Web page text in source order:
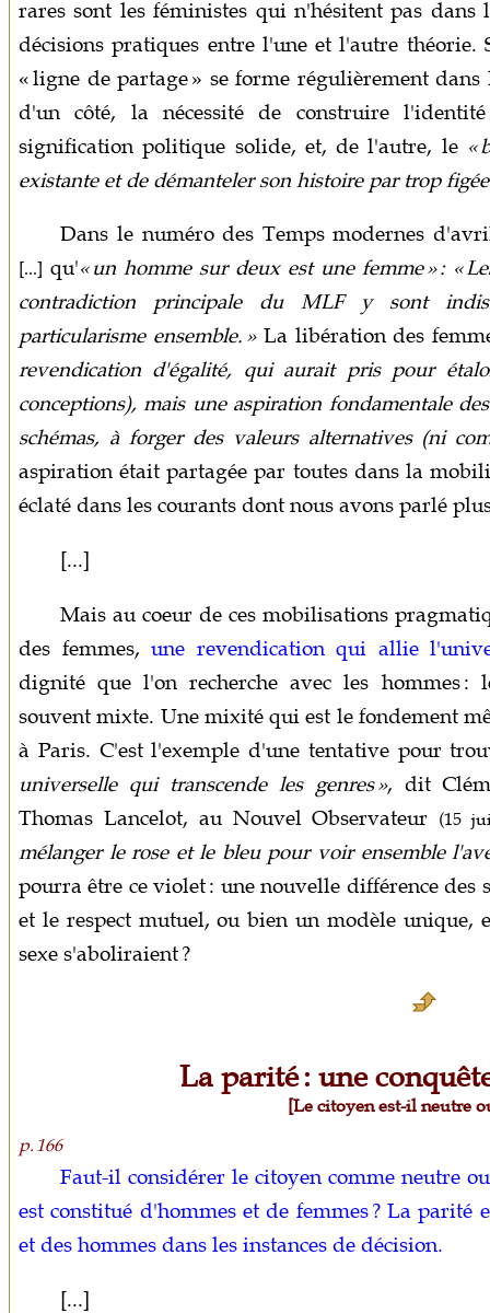
rares sont les féministes qui n'hésitent pas dans
décisions pratiques entre l'une et l'autre
« ligne de partage » se forme régulièrement
d'un côté, la nécessité de construire
signification politique solide, et, de l'autre, le «
existante et de démanteler son histoire par trop figée
Dans le numéro des Temps modernes
[...] qu'« un homme sur deux est une femme » : «
contradiction principale du MLF y sont
particularisme ensemble. »La libération des
revendication d'égalité, qui aurait pris pour
conceptions), mais une aspiration fondamentale
schémas, à forger des valeurs alternatives (ni
aspiration était partagée par toutes dans la
éclaté dans les courants dont nous avons parlé
[...]
Mais au coeur de ces mobilisations
des femmes, une revendication qui allie
dignité que l'on recherche avec les hommes :
souvent mixte. Une mixité qui est le fondement
à Paris. C'est l'exemple d'une tentative pour
universelle qui transcende les genres », dit
Thomas Lancelot, au Nouvel Observateur (15
mélanger le rose et le bleu pour voir ensemble
pourra être ce violet : une nouvelle différence des
et le respect mutuel, ou bien un modèle unique,
sexe s'aboliraient ?
La parité : une
[Le citoyen est-il neutre
p. 166
Faut-il considérer le citoyen comme neutre
est constitué d'hommes et de femmes ? La parité
et des hommes dans les instances de décision.
[...]